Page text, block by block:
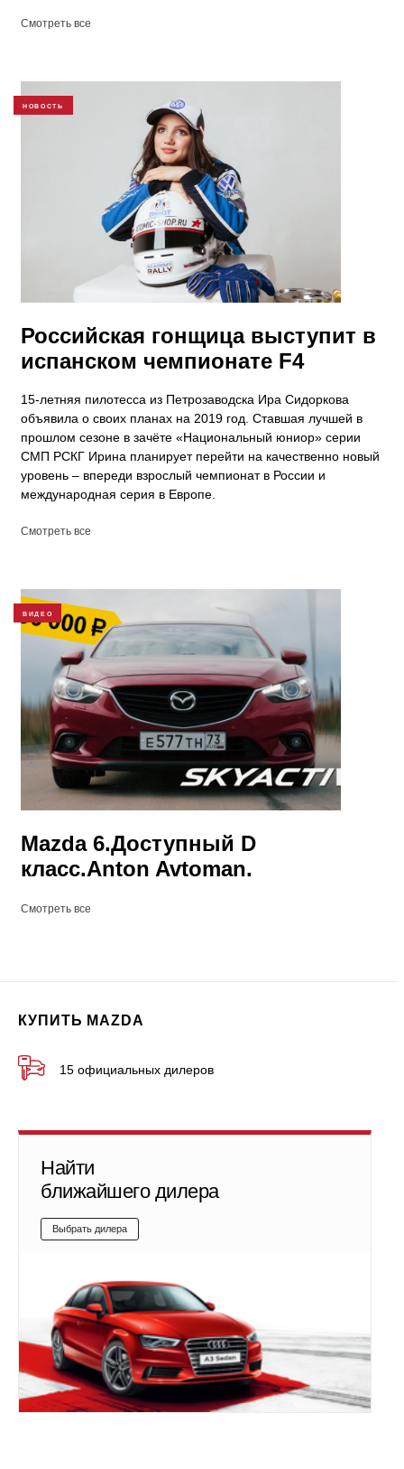
Смотреть все
НОВОСТЬ
Российская гонщица выступит в
испанском чемпионате F4
15-летняя пилотесса из Петрозаводска Ира Сидоркова
объявила о своих планах на 2019 год. Ставшая лучшей в
прошлом сезоне в зачёте «Национальный юниор» серии
СМП РСКГ Ирина планирует перейти на качественно новый
уровень – впереди взрослый чемпионат в России и
международная серия в Европе.
Смотреть все
ВИДЕО
Mazda 6.Доступный D
класс.Anton Avtoman.
Смотреть все
КУПИТЬ MAZDA
15 официальных дилеров
Найти
ближайшего дилера
Выбрать дилера